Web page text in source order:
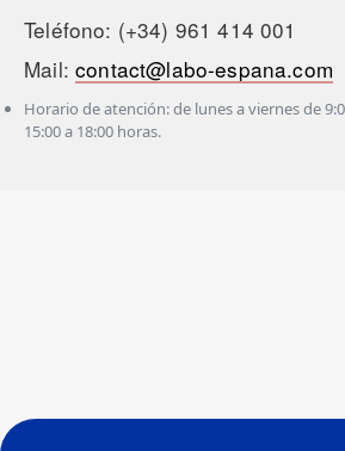
Teléfono: (+34) 961 414 001
Mail:contact@labo-espana.com
Horario de atención: de lunes a viernes de
15:00 a 18:00 horas.